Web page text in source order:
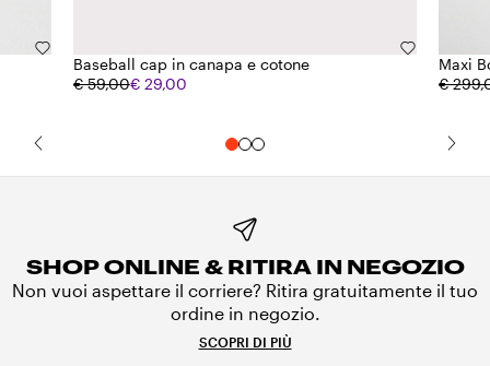
Baseball cap in canapa e cotone
€ 59,00€ 29,00
Maxi
€
SHOP ONLINE & RITIRA IN NEGOZIO
Non vuoi aspettare il corriere? Ritira gratuitamente il tuo
ordine in negozio.
SCOPRI DI PIÙ